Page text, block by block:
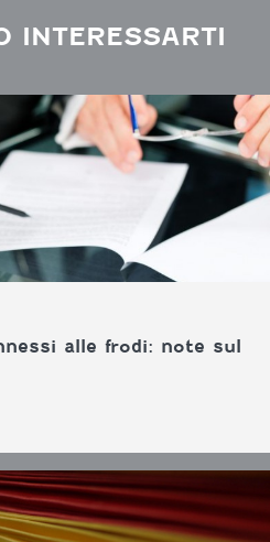
INTERESSARTI
alle frodi: note sul